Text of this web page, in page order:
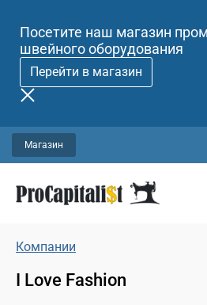
Посетите наш магазин
швейного оборудования
Перейти в магазин
Магазин
Компании
I Love Fashion